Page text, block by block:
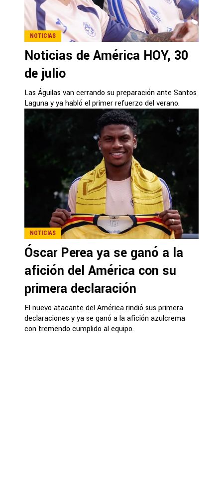
NOTICIAS
Noticias de América HOY, 30
de julio
Las Águilas van cerrando su preparación ante Santos
Laguna y ya habló el primer refuerzo del verano.
NOTICIAS
Óscar Perea ya se ganó a la
afición del América con su
primera declaración
El nuevo atacante del América rindió sus primera
declaraciones y ya se ganó a la afición azulcrema
con tremendo cumplido al equipo.